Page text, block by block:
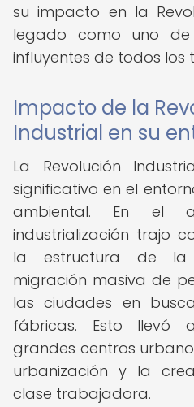
su impacto en la
legado como uno de
influyentes de todos los
Impacto de la
Industrial en su
La Revolución
significativo en el
ambiental. En el
industrialización trajo
la estructura de la
migración masiva de
las ciudades en
fábricas. Esto llevó
grandes centros
urbanización y la
clase trabajadora.